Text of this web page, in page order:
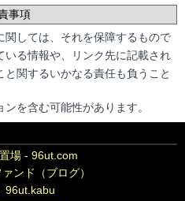
事項
関しては、それを保障するもので
いる情報や、リンク先に記載され
関するいかなる責任も負うこと
を含む可能性があります。
場 - 96ut.com
ンド（ブログ）
96ut.kabu